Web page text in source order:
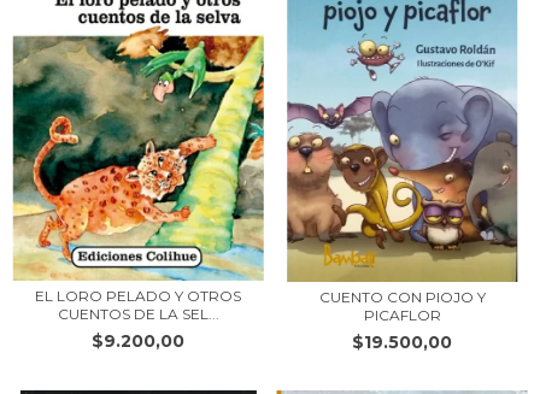
EL LORO PELADO Y OTROS
CUENTOS DE LA SEL...
$9.200,00
CUENTO CON PIOJO Y
PICAFLOR
$19.500,00